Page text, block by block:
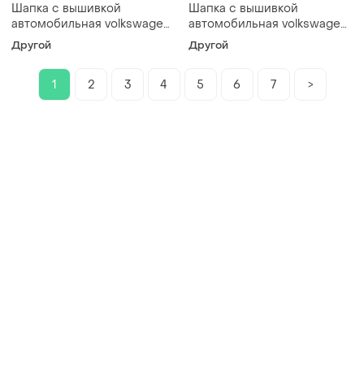
Шапка с вышивкой
автомобильная volkswagen
l20087 красный
Другой
Шапка с вышивкой
автомобильная volkswagen
l20087 темно-синий
Другой
1 2 3 4 5 6 7 >